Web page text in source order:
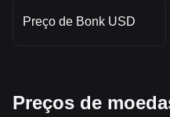
Preço de Bonk USD
Preços de